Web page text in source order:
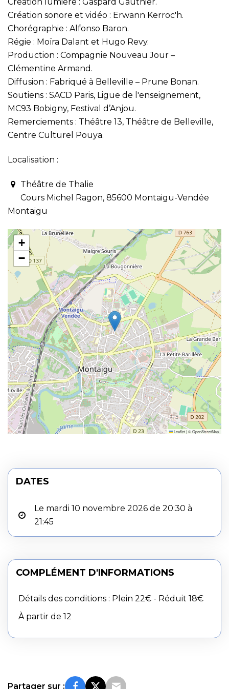
Création sonore et vidéo : Erwann Kerroc'h.
Chorégraphie : Alfonso Baron.
Régie : Moïra Dalant et Hugo Revy.
Production : Compagnie Nouveau Jour –
Clémentine Armand.
Diffusion : Fabriqué à Belleville – Prune Bonan.
Soutiens : SACD Paris, Ligue de l'enseignement,
MC93 Bobigny, Festival d’Anjou.
Remerciements : Théâtre 13, Théâtre de Belleville,
Centre Culturel Pouya.
Localisation :
Théâtre de Thalie
Cours Michel Ragon, 85600 Montaigu-Vendée
Montaigu
+
−
Leaflet|©OpenStreetMap
DATES
Le mardi 10 novembre 2026 de 20:30 à
21:45
COMPLÉMENT D'INFORMATIONS
Détails des conditions : Plein 22€ - Réduit 18€
À partir de 12
Partager sur :